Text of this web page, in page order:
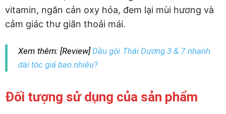
vitamin, ngăn cản oxy hóa, đem lại mùi hương và
cảm giác thư giãn thoải mái.
Xem thêm: [Review]Dầu gội Thái Dương 3 & 7 nhanh
dài tóc giá bao nhiêu?
Đối tượng sử dụng của sản phẩm